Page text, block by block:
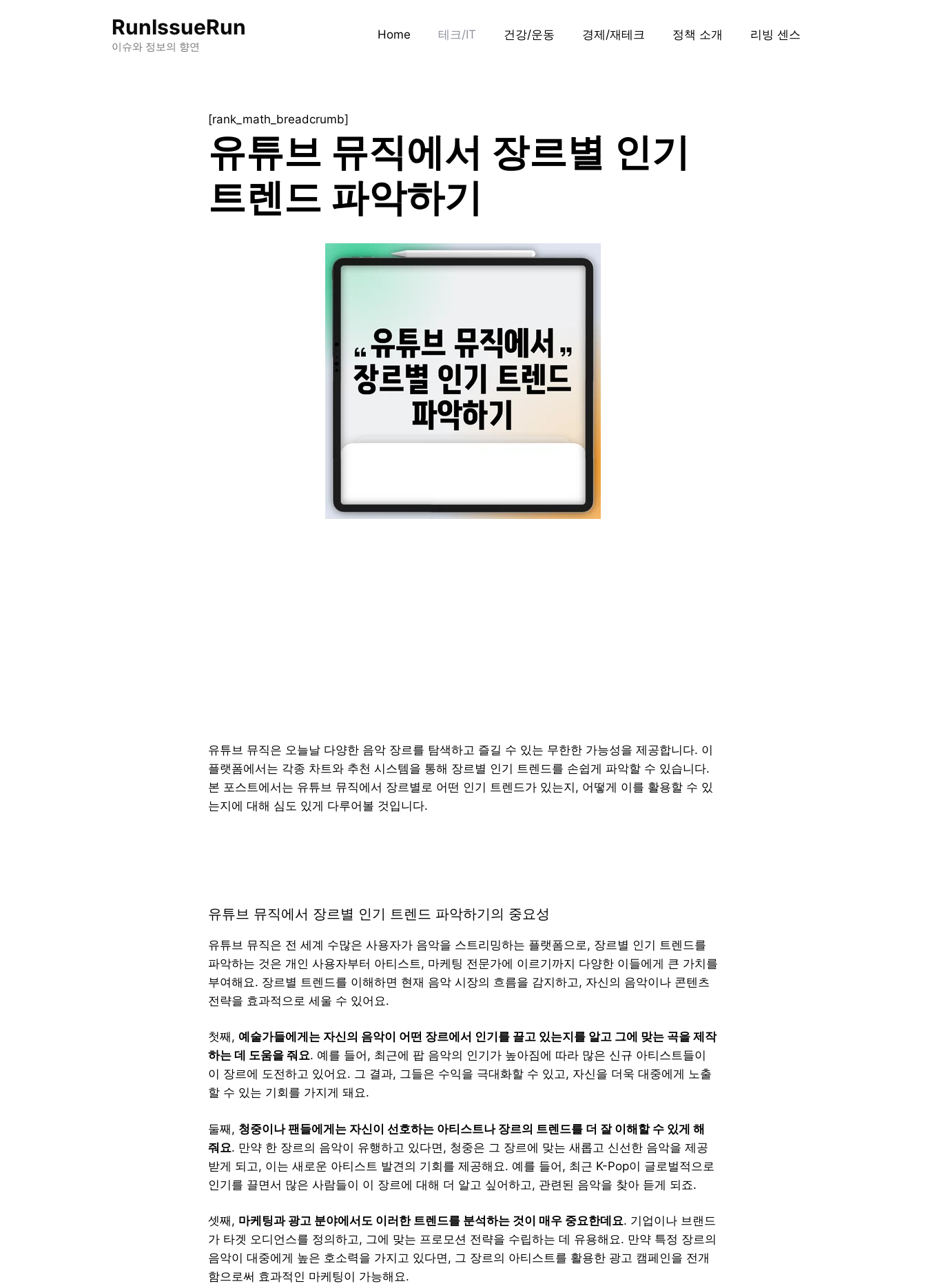
RunIssueRun
이슈와 정보의 향연
Home 테크/IT 건강/운동 경제/재테크 정책 소개 리빙 센스
[rank_math_breadcrumb]
유튜브 뮤직에서 장르별 인기
트렌드 파악하기
유튜브 뮤직은 오늘날 다양한 음악 장르를 탐색하고 즐길 수 있는 무한한 가능성을 제공합니다. 이
플랫폼에서는 각종 차트와 추천 시스템을 통해 장르별 인기 트렌드를 손쉽게 파악할 수 있습니다.
본 포스트에서는 유튜브 뮤직에서 장르별로 어떤 인기 트렌드가 있는지, 어떻게 이를 활용할 수 있
는지에 대해 심도 있게 다루어볼 것입니다.
유튜브 뮤직에서 장르별 인기 트렌드 파악하기의 중요성
유튜브 뮤직은 전 세계 수많은 사용자가 음악을 스트리밍하는 플랫폼으로, 장르별 인기 트렌드를
파악하는 것은 개인 사용자부터 아티스트, 마케팅 전문가에 이르기까지 다양한 이들에게 큰 가치를
부여해요. 장르별 트렌드를 이해하면 현재 음악 시장의 흐름을 감지하고, 자신의 음악이나 콘텐츠
전략을 효과적으로 세울 수 있어요.
첫째, 예술가들에게는 자신의 음악이 어떤 장르에서 인기를 끌고 있는지를 알고 그에 맞는 곡을 제작
하는 데 도움을 줘요. 예를 들어, 최근에 팝 음악의 인기가 높아짐에 따라 많은 신규 아티스트들이
이 장르에 도전하고 있어요. 그 결과, 그들은 수익을 극대화할 수 있고, 자신을 더욱 대중에게 노출
할 수 있는 기회를 가지게 돼요.
둘째, 청중이나 팬들에게는 자신이 선호하는 아티스트나 장르의 트렌드를 더 잘 이해할 수 있게 해
줘요. 만약 한 장르의 음악이 유행하고 있다면, 청중은 그 장르에 맞는 새롭고 신선한 음악을 제공
받게 되고, 이는 새로운 아티스트 발견의 기회를 제공해요. 예를 들어, 최근 K-Pop이 글로벌적으로
인기를 끌면서 많은 사람들이 이 장르에 대해 더 알고 싶어하고, 관련된 음악을 찾아 듣게 되죠.
셋째, 마케팅과 광고 분야에서도 이러한 트렌드를 분석하는 것이 매우 중요한데요. 기업이나 브랜드
가 타겟 오디언스를 정의하고, 그에 맞는 프로모션 전략을 수립하는 데 유용해요. 만약 특정 장르의
음악이 대중에게 높은 호소력을 가지고 있다면, 그 장르의 아티스트를 활용한 광고 캠페인을 전개
함으로써 효과적인 마케팅이 가능해요.